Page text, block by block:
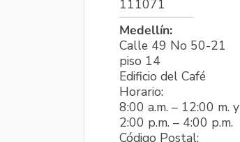
111071
Medellín:
Calle 49 No 50-21
piso 14
Edificio del Café
Horario:
8:00 a.m. – 12:00 m. y
2:00 p.m. – 4:00 p.m.
Código Postal: